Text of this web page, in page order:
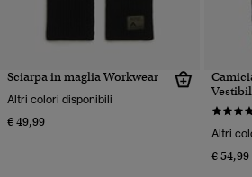
Sciarpa in maglia Workwear
Altri colori disponibili
€ 49,99
Altri
€ 54,99